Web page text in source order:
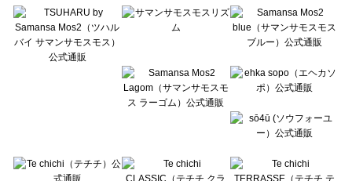
Lugnoncure（ルノンキュール）のスカート一覧
BETTY'S BLUE（べティーズブルー）のスカート一覧
Wpc.（ワールドパーティー）のスカート一覧